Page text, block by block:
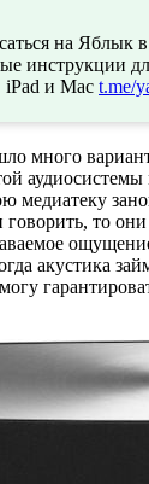
на Яблык
инструкции
iPad и Mac t.me/
много
медиатеку
то
акустика